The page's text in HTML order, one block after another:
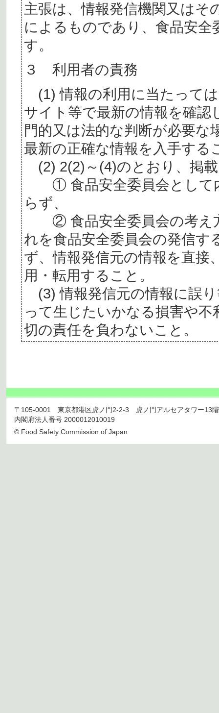
主張は、情報発信機関又はそ
によるものであり、食品安
す。
３ 利用者の責務
(1) 情報の利用に当たって
サイト等で最新の情報を確認
門的又は法的な判断が必要
最新の正確な情報を入手する
(2) 2(2)～(4)のとおり、掲
① 食品安全委員会として
らず、
② 食品安全委員会の考え
れを食品安全委員会の発信す
ず、情報発信元の情報を直接
用・転用すること。
(3) 情報発信元の情報に誤
って生じたいかなる損害や
切の責任を負わないこと。
〒105-0001 東京都港区虎ノ門2-2-3 虎ノ門アルセアタワー13
内閣府法人番号 2000012010019
© Food Safety Commission of Japan